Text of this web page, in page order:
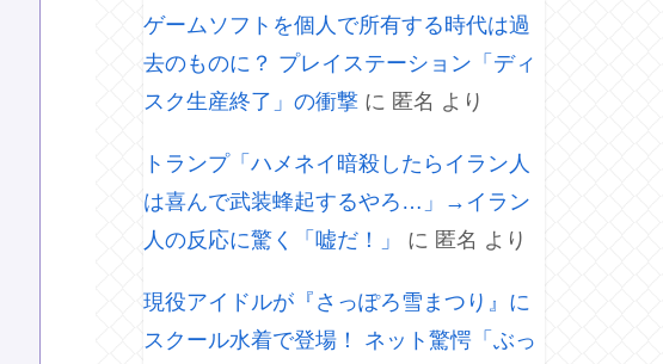
ゲームソフトを個人で所有する時代は過
去のものに？ プレイステーション「ディ
スク生産終了」の衝撃 に 匿名 より
トランプ「ハメネイ暗殺したらイラン人
は喜んで武装蜂起するやろ…」→イラン
人の反応に驚く「嘘だ！」
に 匿名 より
現役アイドルが『さっぽろ雪まつり』に
スクール水着で登場！ ネット驚愕「ぶっ